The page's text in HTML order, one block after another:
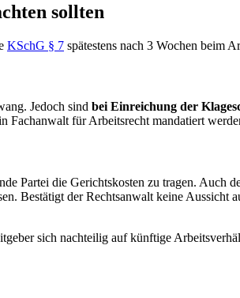
sollten
KSchG § 7 spätestens nach 3 Wochen beim
Jedoch sind bei Einreichung der
Fachanwalt für Arbeitsrecht mandatiert
Partei die Gerichtskosten zu tragen. Auch
Bestätigt der Rechtsanwalt keine
sich nachteilig auf künftige